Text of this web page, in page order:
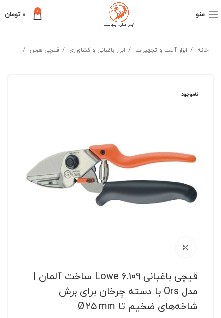
منو 0
0 تومان
خانه ابزار آلات و تجهیزات ابزار باغبانی و کشاورزی قیچی هرس
ناموجود
قیچی باغبانی Lowe 6.109 ساخت آلمان |
مدل Ors با دسته چرخان برای برش
شاخه‌های ضخیم تا Ø ۲۵ mm